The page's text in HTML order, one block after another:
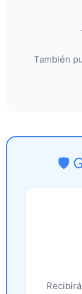
También
🛡️